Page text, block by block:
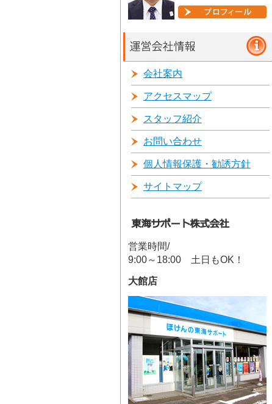
会社案内
アクセスマップ
スタッフ紹介
お問い合わせ
個人情報保護・勧誘方針
サイトマップ
営業時間/
9:00～18:00 土日もOK！
大館店